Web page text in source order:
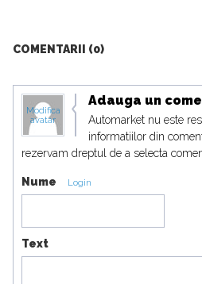
COMENTARII (0)
Modifica
avatar
Adauga un
Automarket nu este
informatiilor din
rezervam dreptul de a selecta
Nume Login
Text